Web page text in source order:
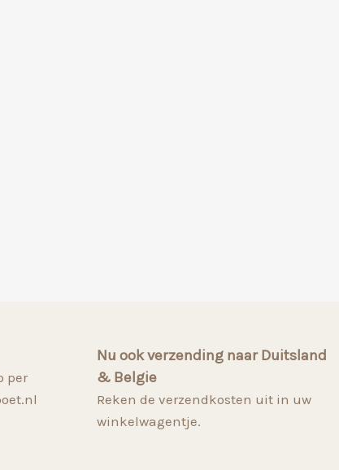
per
Nu ook verzending naar Duitsland
& Belgie
Reken de verzendkosten uit in uw
winkelwagentje.